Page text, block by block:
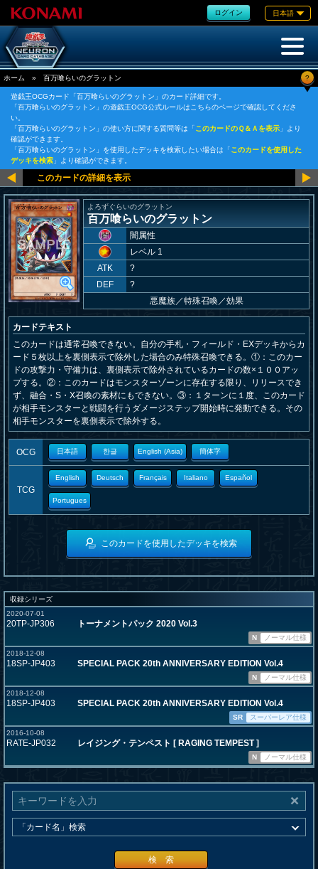
ログイン 日本語
ホーム » 百万喰らいのグラットン ?
遊戯王OCGカード「百万喰らいのグラットン」のカード詳細です。
「百万喰らいのグラットン」の遊戯王OCG公式ルールはこちらのページで確認してくださ
い。
「百万喰らいのグラットン」の使い方に関する質問等は「このカードのＱ＆Ａを表示 」より
確認ができます。
「百万喰らいのグラットン」を使用したデッキを検索したい場合は「このカードを使用した
デッキを検索 」より確認ができます。
よろずぐらいのグラットン
百万喰らいのグラットン
闇属性
レベル 1
ATK
?
DEF
?
悪魔族／特殊召喚／効果
カードテキスト
このカードは通常召喚できない。自分の手札・フィールド・EXデッキからカ
ード５枚以上を裏側表示で除外した場合のみ特殊召喚できる。①：このカー
ドの攻撃力・守備力は、裏側表示で除外されているカードの数×１００アッ
プする。②：このカードはモンスターゾーンに存在する限り、リリースでき
ず、融合・S・X召喚の素材にもできない。③：１ターンに１度、このカード
が相手モンスターと戦闘を行うダメージステップ開始時に発動できる。その
相手モンスターを裏側表示で除外する。
OCG 日本語 한글 English (Asia) 簡体字
TCG
English Deutsch Français Italiano Español
Portugues
このカードを使用したデッキを検索
収録シリーズ
2020-07-01
20TP-JP306 トーナメントパック 2020 Vol.3
N
ノーマル仕様
2018-12-08
18SP-JP403 SPECIAL PACK 20th ANNIVERSARY EDITION Vol.4
N
ノーマル仕様
2018-12-08
18SP-JP403 SPECIAL PACK 20th ANNIVERSARY EDITION Vol.4
SR
スーパーレア仕様
2016-10-08
RATE-JP032 レイジング・テンペスト [ RAGING TEMPEST ]
N ノーマル仕様
検 索